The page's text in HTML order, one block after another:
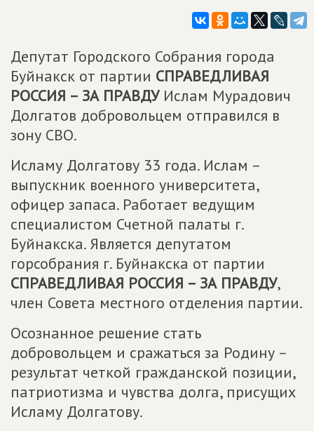
Депутат Городского Собрания города
Буйнакск от партии СПРАВЕДЛИВАЯ
РОССИЯ – ЗА ПРАВДУИслам Мурадович
Долгатов добровольцем отправился в
зону СВО.
Исламу Долгатову 33 года. Ислам –
выпускник военного университета,
офицер запаса. Работает ведущим
специалистом Счетной палаты г.
Буйнакска. Является депутатом
горсобрания г. Буйнакска от партии
СПРАВЕДЛИВАЯ РОССИЯ – ЗА ПРАВДУ,
член Совета местного отделения партии.
Осознанное решение стать
добровольцем и сражаться за Родину –
результат четкой гражданской позиции,
патриотизма и чувства долга, присущих
Исламу Долгатову.